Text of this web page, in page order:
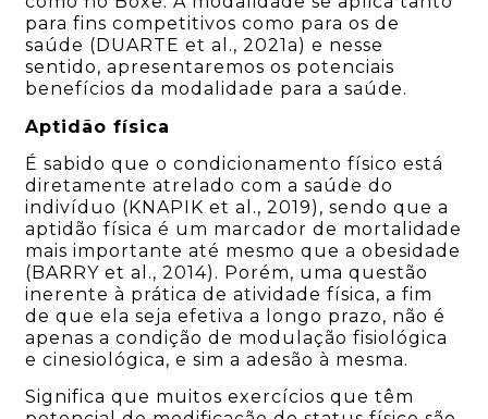
para fins competitivos como para os de
saúde (DUARTE et al., 2021a) e nesse
sentido, apresentaremos os potenciais
benefícios da modalidade para a saúde.
Aptidão física
É sabido que o condicionamento físico está
diretamente atrelado com a saúde do
indivíduo (KNAPIK et al., 2019), sendo que a
aptidão física é um marcador de mortalidade
mais importante até mesmo que a obesidade
(BARRY et al., 2014). Porém, uma questão
inerente à prática de atividade física, a fim
de que ela seja efetiva a longo prazo, não é
apenas a condição de modulação fisiológica
e cinesiológica, e sim a adesão à mesma.
Significa que muitos exercícios que têm